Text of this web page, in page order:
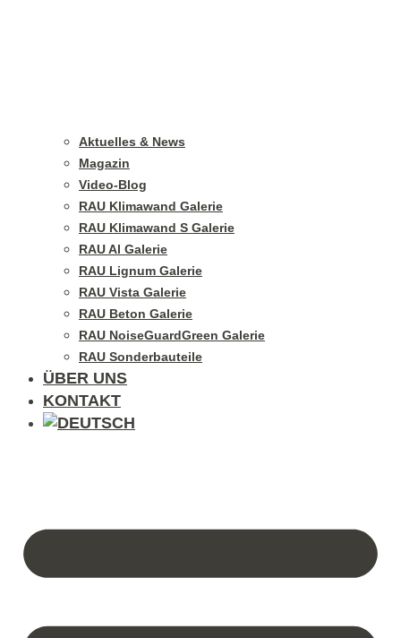
Aktuelles & News
Magazin
Video-Blog
RAU Klimawand Galerie
RAU Klimawand S Galerie
RAU Al Galerie
RAU Lignum Galerie
RAU Vista Galerie
RAU Beton Galerie
RAU NoiseGuardGreen Galerie
RAU Sonderbauteile
ÜBER UNS
KONTAKT